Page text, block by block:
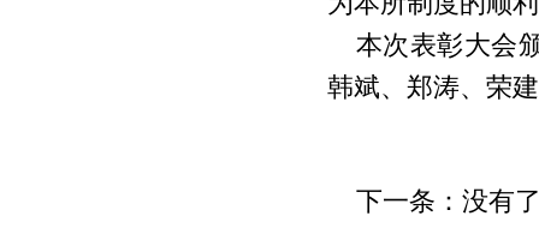
本次表彰大会
韩斌、郑涛、荣
下一条：没有